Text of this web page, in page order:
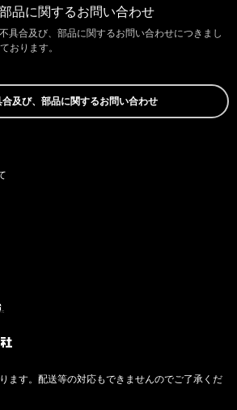
品に関するお問い合わせ
具合及び、部品に関するお問い合わせにつきまし
おります。
及び、部品に関するお問い合わせ
ます。配送等の対応もできませんのでご了承くだ